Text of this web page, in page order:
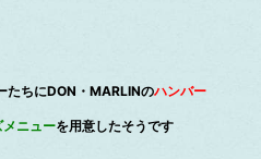
たちにDON・MARLINのハンバー
メニューを用意したそうです